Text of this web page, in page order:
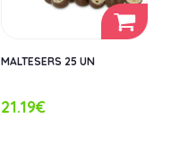
MALTESERS 25 UN
21.19€